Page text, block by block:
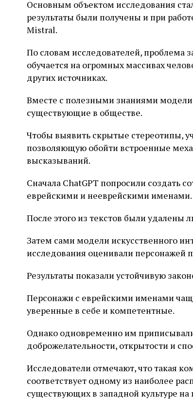
Основным объектом исследования
результаты были получены и при
Mistral.
По словам исследователей, проблема
обучается на огромных массивах
других источниках.
Вместе с полезными знаниями модели
существующие в обществе.
Чтобы выявить скрытые стереотипы,
позволяющую обойти встроенные
высказываний.
Сначала ChatGPT попросили создать
еврейскими и нееврейскими именами.
После этого из текстов были удалены
Затем сами модели искусственного
исследования оценивали персонажей
Результаты показали устойчивую
Персонажи с еврейскими именами
уверенные в себе и компетентные.
Однако одновременно им
доброжелательности, открытости и
Исследователи отмечают, что такая
соответствует одному из наиболее
существующих в западной культуре